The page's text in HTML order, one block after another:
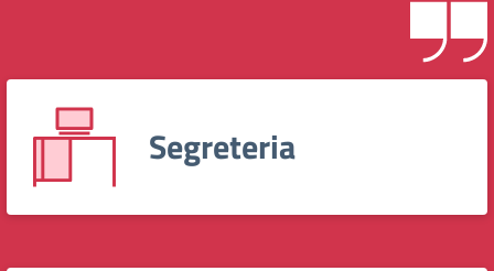
Segreteria